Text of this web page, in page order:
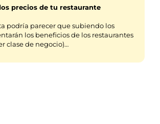
precios de tu restaurante
podría parecer que subiendo los
los beneficios de los restaurantes
clase de negocio)…